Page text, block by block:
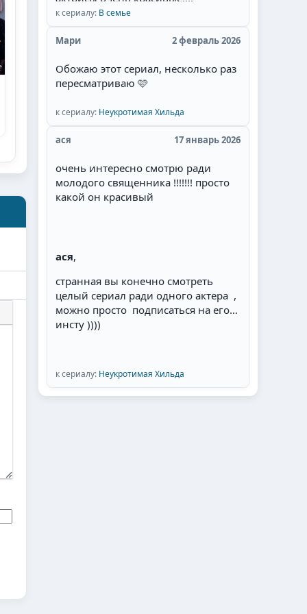
к сериалу: В семье
Мари 2 февраль 2026
Обожаю этот сериал, несколько раз
пересматриваю 🩷
к сериалу: Неукротимая Хильда
ася 17 январь 2026
очень интересно смотрю ради
молодого священника !!!!!!! просто
какой он красивый
ася,
странная вы конечно смотреть
целый сериал ради одного актера ,
можно просто подписаться на его
инсту ))))
к сериалу: Неукротимая Хильда